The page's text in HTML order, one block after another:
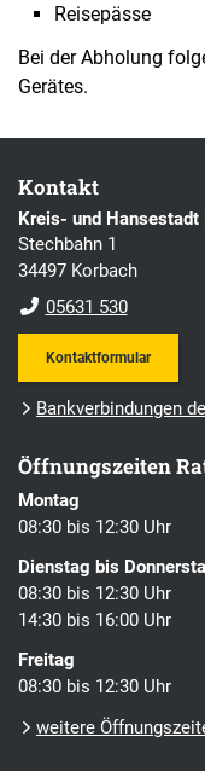
Reisepässe
Bei der Abholung
Gerätes.
Kontakt
Kreis- und Hansestadt
Stechbahn 1
34497 Korbach
05631 530
Kontaktformular
Bankverbindungen
Öffnungszeiten
Montag
08:30 bis 12:30 Uhr
Dienstag bis
08:30 bis 12:30 Uhr
14:30 bis 16:00 Uhr
Freitag
08:30 bis 12:30 Uhr
weitere